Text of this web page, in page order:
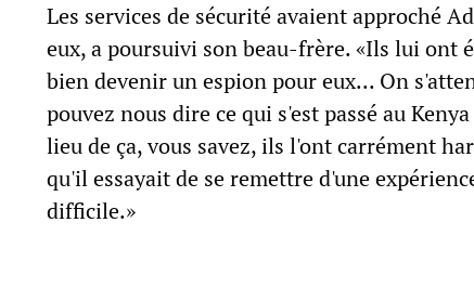
Les services de sécurité avaient approché
eux, a poursuivi son beau-frère. «Ils lui ont
bien devenir un espion pour eux... On
pouvez nous dire ce qui s'est passé au
lieu de ça, vous savez, ils l'ont carrément
qu'il essayait de se remettre d'une
difficile.»